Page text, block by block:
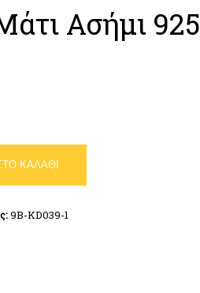
Ασήμι 925
ΚΑΛΆΘΙ
9B-KD039-1